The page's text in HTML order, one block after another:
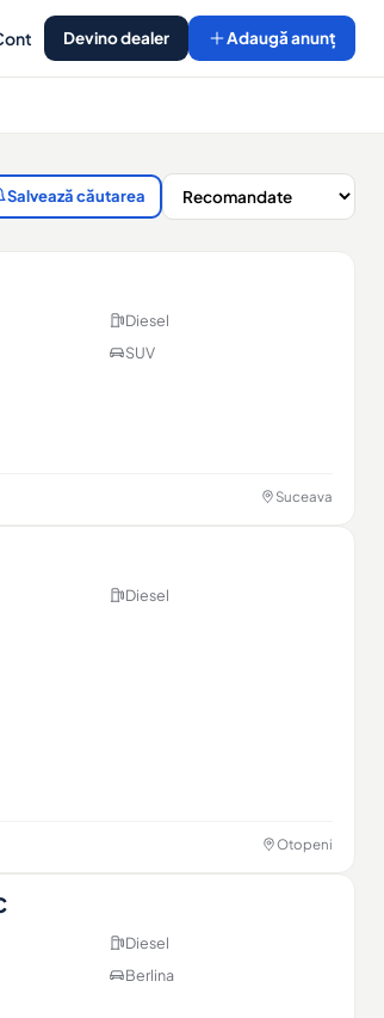
Devino dealer Adaugă anunț
Salvează căutarea
Diesel
SUV
Suceava
Diesel
Otopeni
Diesel
Berlina